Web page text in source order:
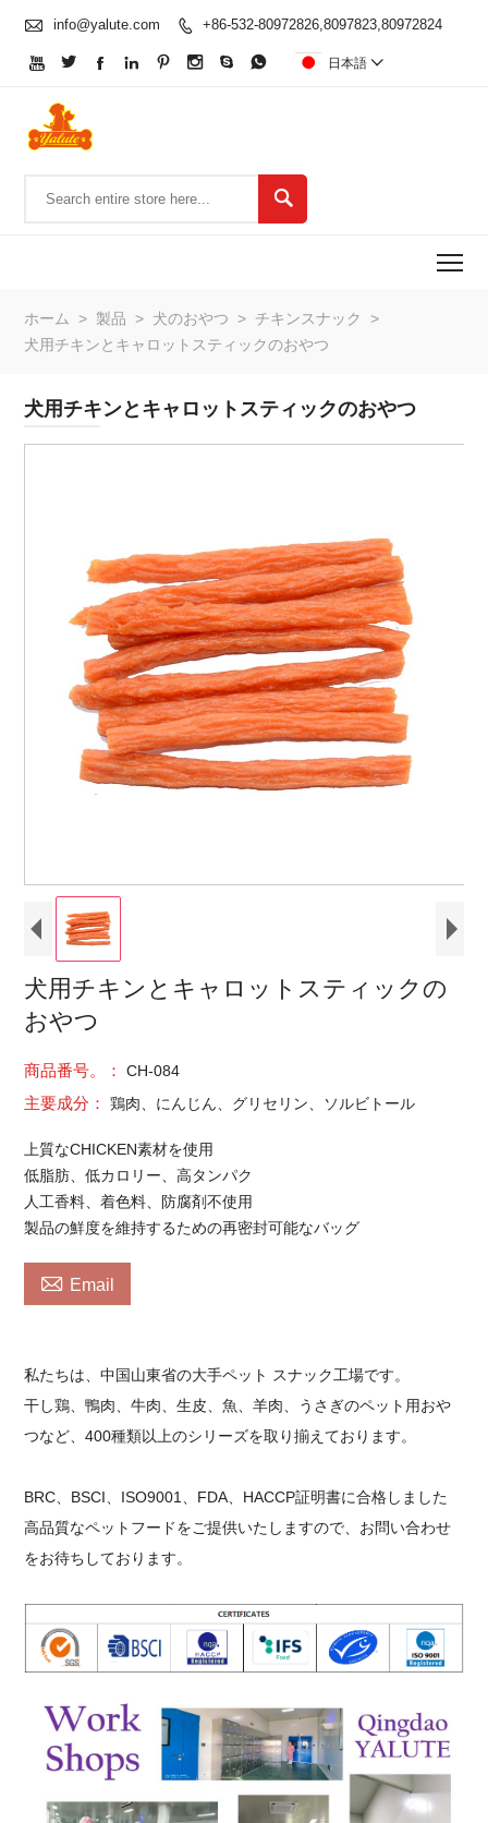
 info@yalute.com  +86-532-80972826,8097823,80972824
        日本語 

ホーム > 製品 > 犬のおやつ > チキンスナック
>
犬用チキンとキャロットスティックのおやつ
犬用チキンとキャロットスティックのおやつ
犬用チキンとキャロットスティックの
おやつ
商品番号。：CH-084
主要成分：鶏肉、にんじん、グリセリン、ソルビトール
上質なCHICKEN素材を使用
低脂肪、低カロリー、高タンパク
人工香料、着色料、防腐剤不使用
製品の鮮度を維持するための再密封可能なバッグ
 Email
私たちは、中国山東省の大手ペット スナック工場です。
干し鶏、鴨肉、牛肉、生皮、魚、羊肉、うさぎのペット用おや
つなど、400種類以上のシリーズを取り揃えております。
BRC、BSCI、ISO9001、FDA、HACCP証明書に合格しました
高品質なペットフードをご提供いたしますので、お問い合わせ
をお待ちしております。